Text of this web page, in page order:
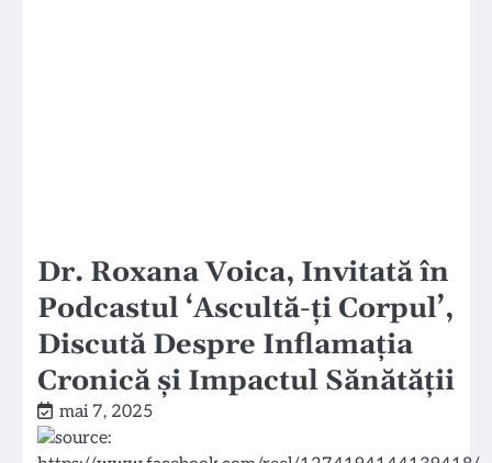
Dr. Roxana Voica, Invitată în
Podcastul ‘Ascultă-ți Corpul’,
Discută Despre Inflamația
Cronică și Impactul Sănătății
mai 7, 2025